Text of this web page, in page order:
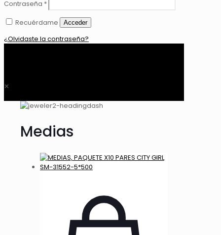
Contraseña *
Recuérdame
Acceder
¿Olvidaste la contraseña?
✕
Medias